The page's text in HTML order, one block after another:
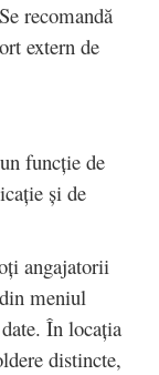
recomandă
extern de
funcție de
și de
angajatorii
meniul
În locația
distincte,